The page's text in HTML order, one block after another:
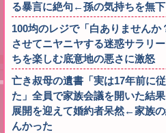
る暴言に絶句←孫の気持ちを無
100均のレジで「白ありません
させてニヤニヤする迷惑サラリ
ちを楽しむ底意地の悪さに激怒
亡き叔母の遺書「実は17年前に
た」全員で家族会議を開いた結
展開を迎えて婚約者呆然←家族
んかった